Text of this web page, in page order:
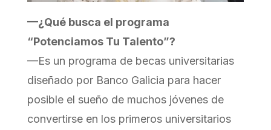
—¿Qué busca el programa
“Potenciamos Tu Talento”?
—Es un programa de becas universitarias
diseñado por Banco Galicia para hacer
posible el sueño de muchos jóvenes de
convertirse en los primeros universitarios